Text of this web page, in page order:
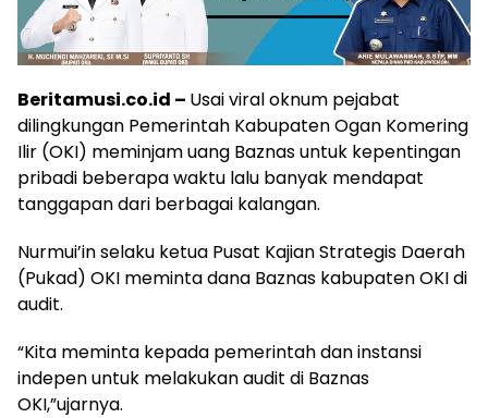
Beritamusi.co.id – Usai viral oknum pejabat
dilingkungan Pemerintah Kabupaten Ogan Komering
Ilir (OKI) meminjam uang Baznas untuk kepentingan
pribadi beberapa waktu lalu banyak mendapat
tanggapan dari berbagai kalangan.
Nurmui’in selaku ketua Pusat Kajian Strategis Daerah
(Pukad) OKI meminta dana Baznas kabupaten OKI di
audit.
“Kita meminta kepada pemerintah dan instansi
indepen untuk melakukan audit di Baznas
OKI,”ujarnya.